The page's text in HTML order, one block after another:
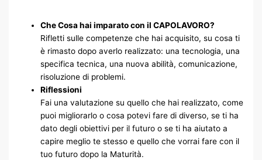
Che Cosa hai imparato con il CAPOLAVORO?
Rifletti sulle competenze che hai acquisito, su cosa ti
è rimasto dopo averlo realizzato: una tecnologia, una
specifica tecnica, una nuova abilità, comunicazione,
risoluzione di problemi.
Riflessioni
Fai una valutazione su quello che hai realizzato, come
puoi migliorarlo o cosa potevi fare di diverso, se ti ha
dato degli obiettivi per il futuro o se ti ha aiutato a
capire meglio te stesso e quello che vorrai fare con il
tuo futuro dopo la Maturità.